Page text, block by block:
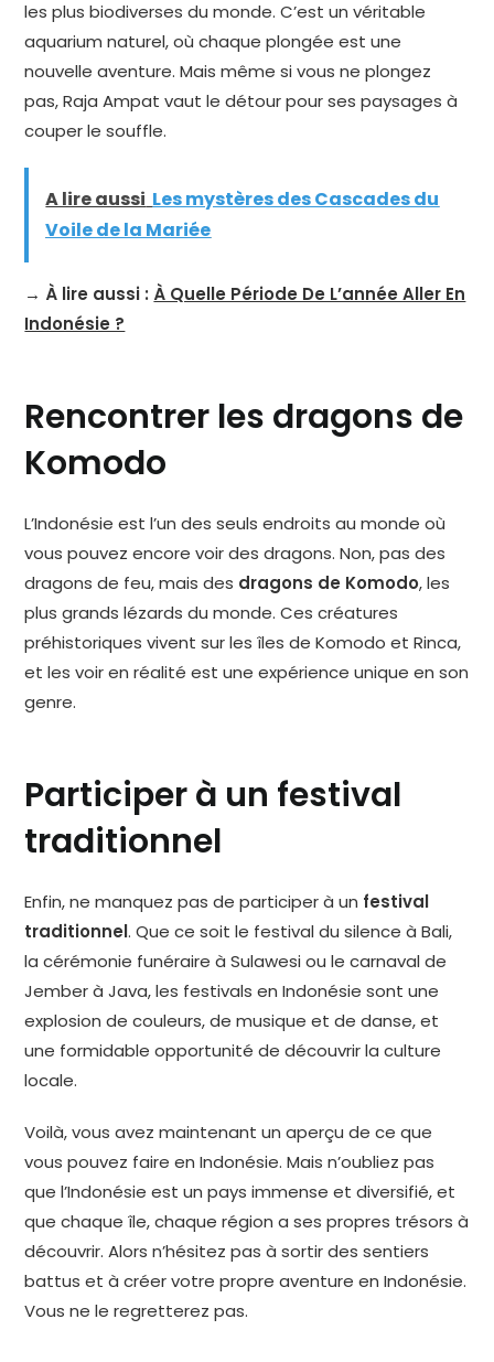
les plus biodiverses du monde. C’est un véritable
aquarium naturel, où chaque plongée est une
nouvelle aventure. Mais même si vous ne plongez
pas, Raja Ampat vaut le détour pour ses paysages à
couper le souffle.
A lire aussi Les mystères des Cascades du
Voile de la Mariée
→ À lire aussi : À Quelle Période De L’année Aller En
Indonésie ?
Rencontrer les dragons de
Komodo
L’Indonésie est l’un des seuls endroits au monde où
vous pouvez encore voir des dragons. Non, pas des
dragons de feu, mais des dragons de Komodo, les
plus grands lézards du monde. Ces créatures
préhistoriques vivent sur les îles de Komodo et Rinca,
et les voir en réalité est une expérience unique en son
genre.
Participer à un festival
traditionnel
Enfin, ne manquez pas de participer à un festival
traditionnel. Que ce soit le festival du silence à Bali,
la cérémonie funéraire à Sulawesi ou le carnaval de
Jember à Java, les festivals en Indonésie sont une
explosion de couleurs, de musique et de danse, et
une formidable opportunité de découvrir la culture
locale.
Voilà, vous avez maintenant un aperçu de ce que
vous pouvez faire en Indonésie. Mais n’oubliez pas
que l’Indonésie est un pays immense et diversifié, et
que chaque île, chaque région a ses propres trésors à
découvrir. Alors n’hésitez pas à sortir des sentiers
battus et à créer votre propre aventure en Indonésie.
Vous ne le regretterez pas.